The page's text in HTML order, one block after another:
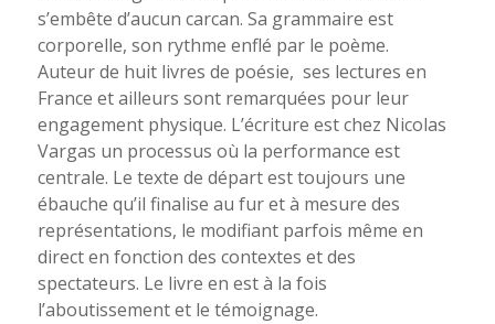
s’embête d’aucun carcan. Sa grammaire est
corporelle, son rythme enflé par le poème.
Auteur de huit livres de poésie, ses lectures en
France et ailleurs sont remarquées pour leur
engagement physique. L’écriture est chez Nicolas
Vargas un processus où la performance est
centrale. Le texte de départ est toujours une
ébauche qu’il finalise au fur et à mesure des
représentations, le modifiant parfois même en
direct en fonction des contextes et des
spectateurs. Le livre en est à la fois
l’aboutissement et le témoignage.